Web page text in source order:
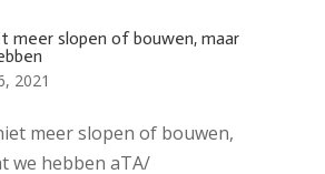
meer slopen of bouwen, maar
2021
meer slopen of bouwen,
we hebben aTA/